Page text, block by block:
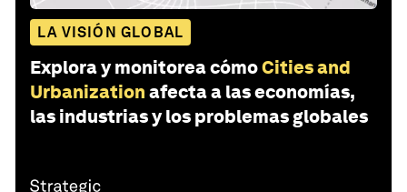
LA VISIÓN GLOBAL
Explora y monitorea cómoCities and
Urbanization afecta a las economías,
las industrias y los problemas globales